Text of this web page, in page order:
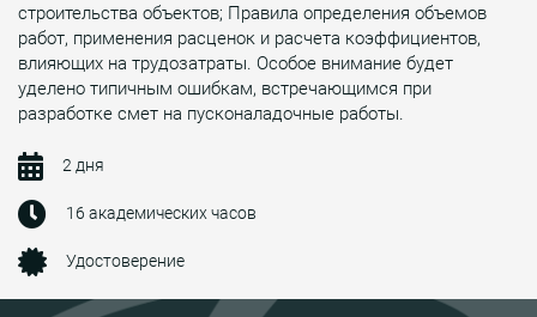
строительства объектов; Правила определения объемов
работ, применения расценок и расчета коэффициентов,
влияющих на трудозатраты. Особое внимание будет
уделено типичным ошибкам, встречающимся при
разработке смет на пусконаладочные работы.
2 дня
16 академических часов
Удостоверение